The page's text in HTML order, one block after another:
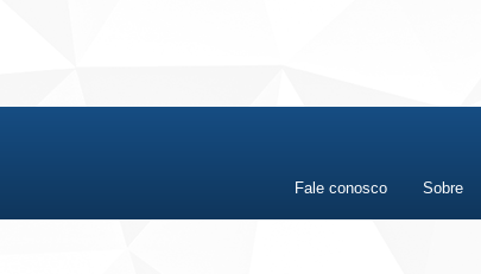
Fale conosco Sobre